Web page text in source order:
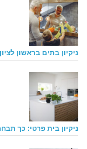
ניקיון בתים בראשון
ניקיון בית פרטי: כך